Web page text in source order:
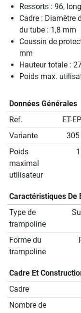
Ressorts : 96,
Cadre : Diamètre
du tube : 1,8 mm
Coussin de
mm
Hauteur totale :
Poids max.
Données Générales
Ref.
ET-
Variante
305
Poids
maximal
utilisateur
Caractéristiques De
Type de
trampoline
Forme du
trampoline
Cadre Et
Cadre
Nombre de